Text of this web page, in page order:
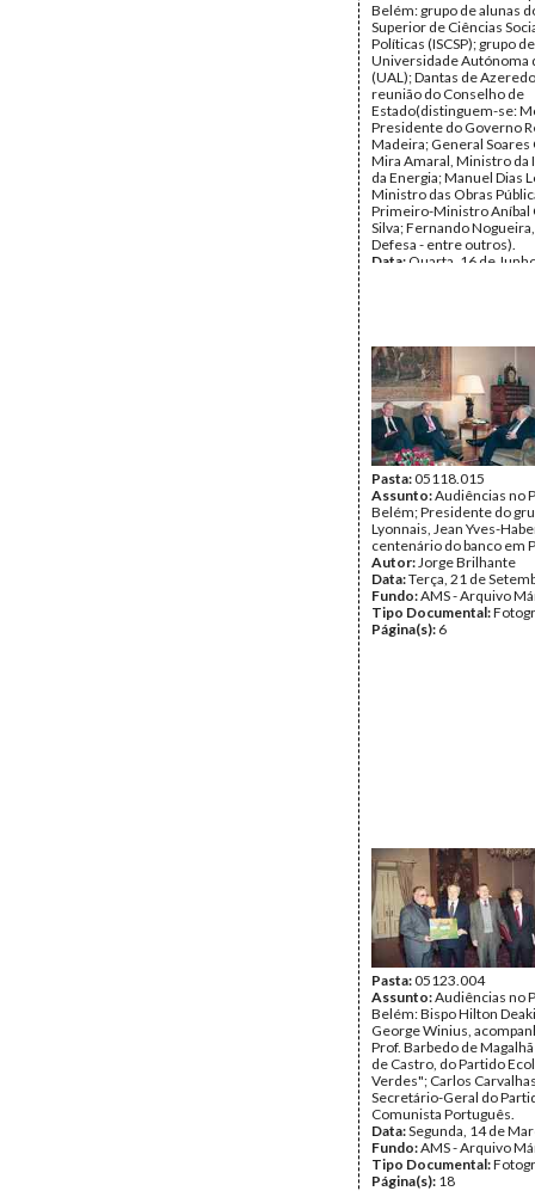
Belém: grupo de alunas
Superior de Ciências
Políticas (ISCSP); grupo
Universidade Autónoma
(UAL); Dantas de
reunião do Conselho de
Estado(distinguem-se:
Presidente do Governo
Madeira; General Soares
Mira Amaral, Ministro da
da Energia; Manuel Dias
Ministro das Obras
Primeiro-Ministro Aníbal
Silva; Fernando
Defesa - entre outros).
Data: Quarta, 16 de
Pasta:05118.015
Assunto:Audiências no
Belém; Presidente do
Lyonnais, Jean Yves-
centenário do banco em
Autor:Jorge Brilhante
Data:Terça, 21 de
Fundo:AMS - Arquivo
Tipo Documental:
Página(s): 6
Pasta:05123.004
Assunto:Audiências no
Belém: Bispo Hilton
George Winius,
Prof. Barbedo de
de Castro, do Partido
Verdes"; Carlos
Secretário-Geral do
Comunista Português.
Data:Segunda, 14 de
Fundo:AMS - Arquivo
Tipo Documental:
Página(s): 18